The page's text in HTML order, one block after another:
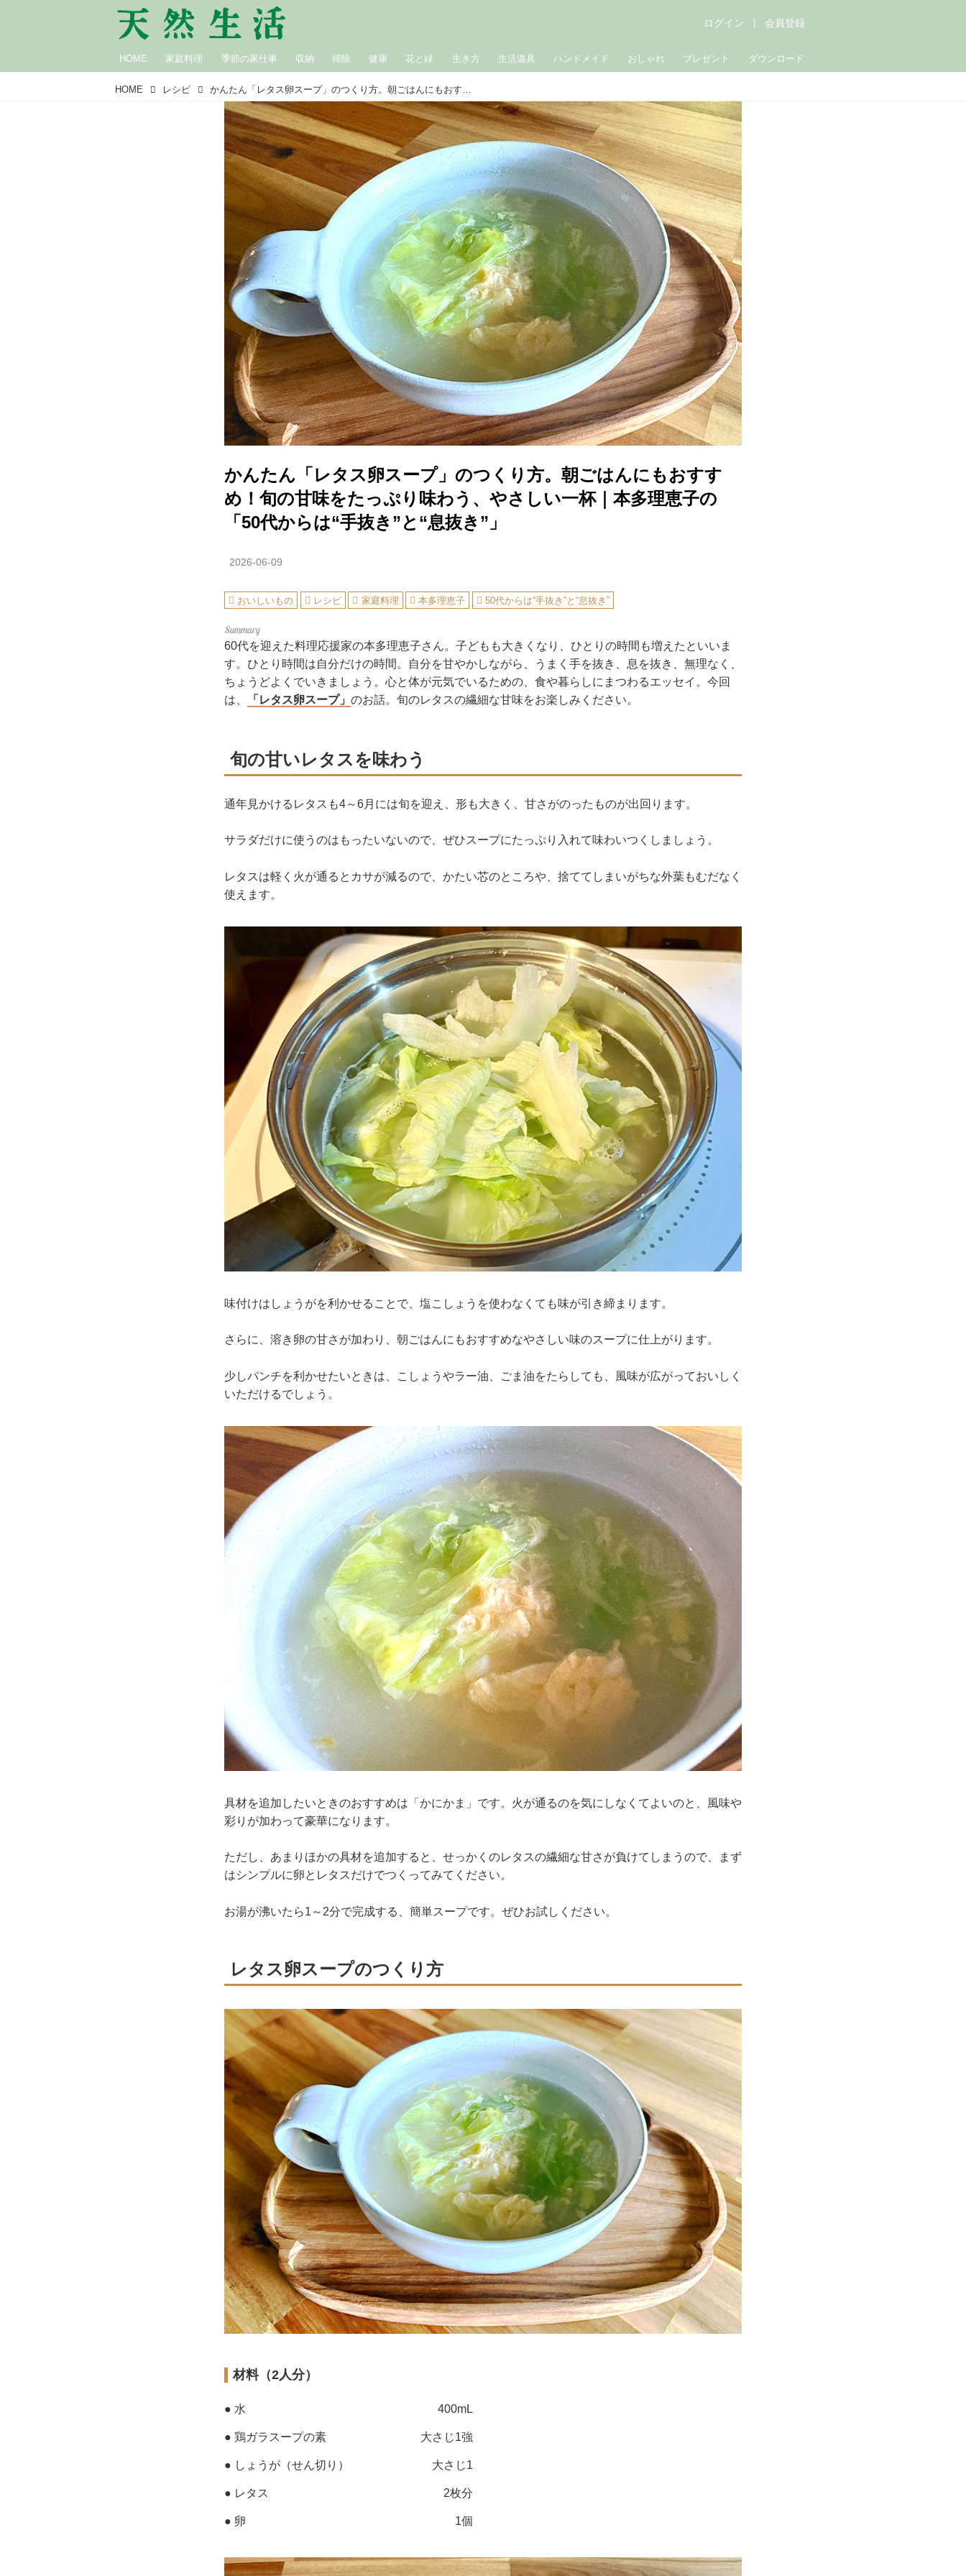
HOME 家庭料理 季節の家仕事 収納 掃除 健康 花と緑 生き方 生活道具 ハンドメイド おしゃれ プレゼント ダウンロード
ログイン 会員登録
HOME レシピ かんたん「レタス卵スープ」のつくり方。朝ごはんにもおすすめ！旬の甘味をたっぷり味わう、やさしい一杯｜本多理恵子の「50代からは“手抜き”と“息抜き”」
かんたん「レタス卵スープ」のつくり方。朝ごはんにもおすす
め！旬の甘味をたっぷり味わう、やさしい一杯｜本多理恵子の
「50代からは“手抜き”と“息抜き”」
2026-06-09
おいしいもの レシピ 家庭料理 本多理恵子 50代からは“手抜き”と“息抜き”
60代を迎えた料理応援家の本多理恵子さん。子どもも大きくなり、ひとりの時間も増えたといいま
す。ひとり時間は自分だけの時間。自分を甘やかしながら、うまく手を抜き、息を抜き、無理なく、
ちょうどよくでいきましょう。心と体が元気でいるための、食や暮らしにまつわるエッセイ。今回
は、
「レタス卵スープ」 のお話。旬のレタスの繊細な甘味をお楽しみください。
旬の甘いレタスを味わう
通年見かけるレタスも4～6月には旬を迎え、形も大きく、甘さがのったものが出回ります。
サラダだけに使うのはもったいないので、ぜひスープにたっぷり入れて味わいつくしましょう。
レタスは軽く火が通るとカサが減るので、かたい芯のところや、捨ててしまいがちな外葉もむだなく
使えます。
味付けはしょうがを利かせることで、塩こしょうを使わなくても味が引き締まります。
さらに、溶き卵の甘さが加わり、朝ごはんにもおすすめなやさしい味のスープに仕上がります。
少しパンチを利かせたいときは、こしょうやラー油、ごま油をたらしても、風味が広がっておいしく
いただけるでしょう。
具材を追加したいときのおすすめは「かにかま」です。火が通るのを気にしなくてよいのと、風味や
彩りが加わって豪華になります。
ただし、あまりほかの具材を追加すると、せっかくのレタスの繊細な甘さが負けてしまうので、まず
はシンプルに卵とレタスだけでつくってみてください。
お湯が沸いたら1～2分で完成する、簡単スープです。ぜひお試しください。
レタス卵スープのつくり方
材料（2人分）
● 水 400mL
● 鶏ガラスープの素 大さじ1強
● しょうが（せん切り） 大さじ1
● レタス 2枚分
● 卵 1個